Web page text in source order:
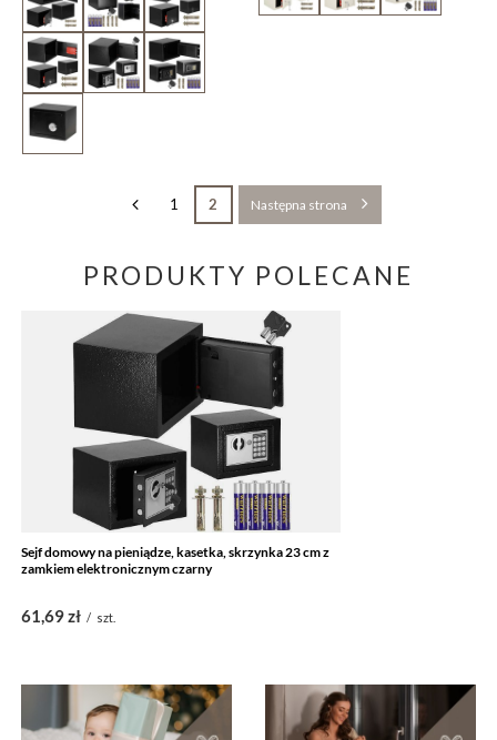
1 2 Następna strona
PRODUKTY POLECANE
Sejf domowy na pieniądze, kasetka, skrzynka 23 cm z
zamkiem elektronicznym czarny
61,69 zł / szt.